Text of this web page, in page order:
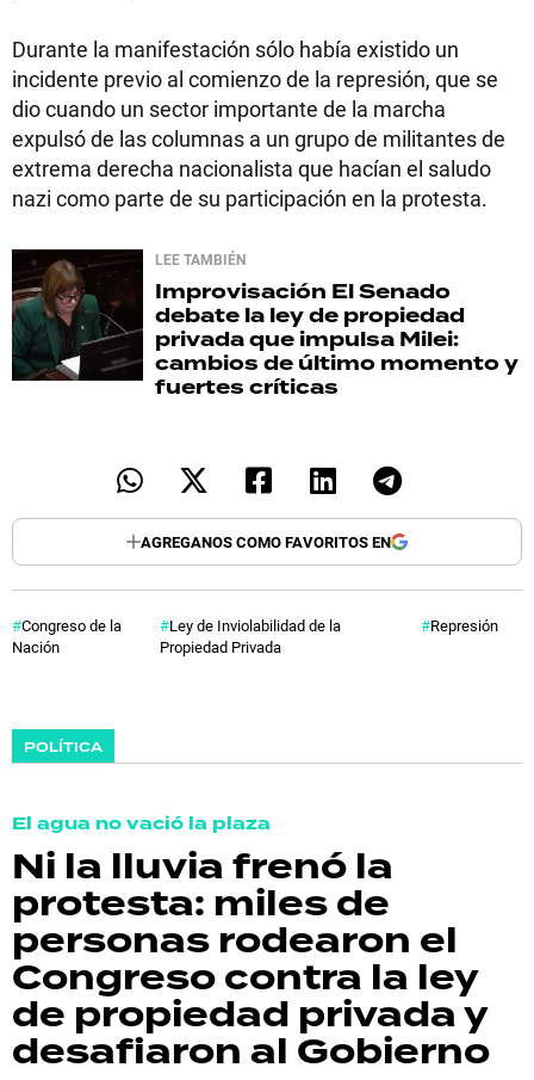
Durante la manifestación sólo había existido un
incidente previo al comienzo de la represión, que se
dio cuando un sector importante de la marcha
expulsó de las columnas a un grupo de militantes de
extrema derecha nacionalista que hacían el saludo
nazi como parte de su participación en la protesta.
LEE TAMBIÉN
Improvisación El Senado
debate la ley de propiedad
privada que impulsa Milei:
cambios de último momento y
fuertes críticas
AGREGANOS COMO FAVORITOS EN
Congreso de la
Nación
Ley de Inviolabilidad de la
Propiedad Privada
Represión
POLÍTICA
El agua no vació la plaza
Ni la lluvia frenó la
protesta: miles de
personas rodearon el
Congreso contra la ley
de propiedad privada y
desafiaron al Gobierno